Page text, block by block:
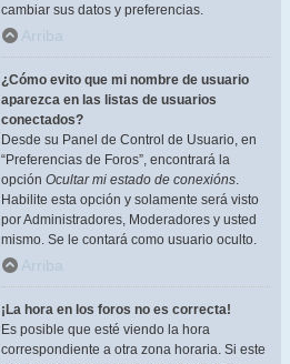
cambiar sus datos y preferencias.
Arriba
¿Cómo evito que mi nombre de usuario
aparezca en las listas de usuarios
conectados?
Desde su Panel de Control de Usuario, en
“Preferencias de Foros”, encontrará la
opción Ocultar mi estado de conexións.
Habilite esta opción y solamente será visto
por Administradores, Moderadores y usted
mismo. Se le contará como usuario oculto.
Arriba
¡La hora en los foros no es correcta!
Es posible que esté viendo la hora
correspondiente a otra zona horaria. Si este